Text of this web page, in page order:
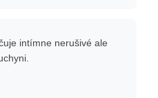
intímne nerušivé ale